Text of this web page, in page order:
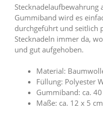
Stecknadelaufbewahrung
Gummiband wird es
durchgeführt und seitlich
Stecknadeln immer da,
und gut aufgehoben.
Material:
Füllung: Polyester
Gummiband: ca.
Maße: ca. 12 x 5 cm